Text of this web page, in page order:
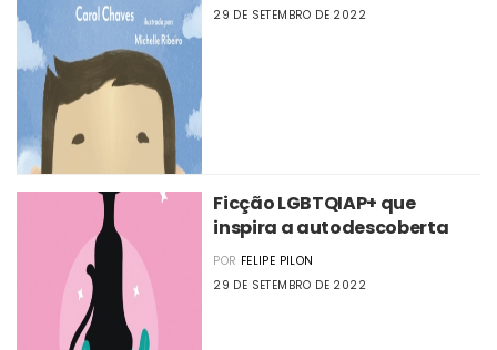
29 DE SETEMBRO DE 2022
Ficção LGBTQIAP+ que
inspira a autodescoberta
POR FELIPE PILON
29 DE SETEMBRO DE 2022